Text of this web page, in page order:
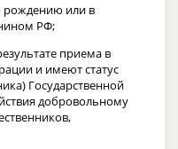
рождению или в
РФ;
приема в
и имеют статус
Государственной
добровольному